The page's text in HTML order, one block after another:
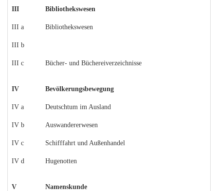
III Bibliothekswesen
III a Bibliothekswesen
III b
III c Bücher- und Büchereiverzeichnisse
IV Bevölkerungsbewegung
IV a Deutschtum im Ausland
IV b Auswandererwesen
IV c Schifffahrt und Außenhandel
IV d Hugenotten
V Namenskunde